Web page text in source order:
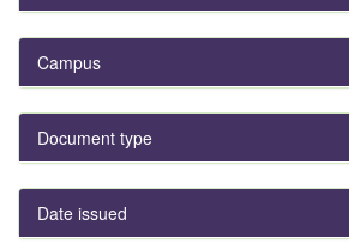
Campus
Document type
Date issued